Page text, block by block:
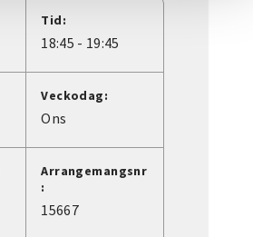
Tid:
18:45 - 19:45
Veckodag:
Ons
Arrangemangsnr
:
15667